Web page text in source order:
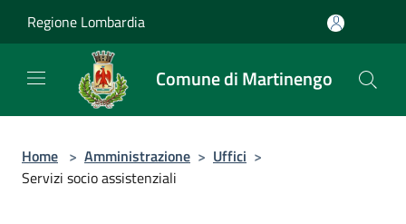
Regione Lombardia
Comune di Martinengo
Home > Amministrazione > Uffici >
Servizi socio assistenziali